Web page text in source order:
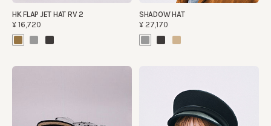
HK FLAP JET HAT RV 2
¥16,720
SHADOW HAT
¥27,170